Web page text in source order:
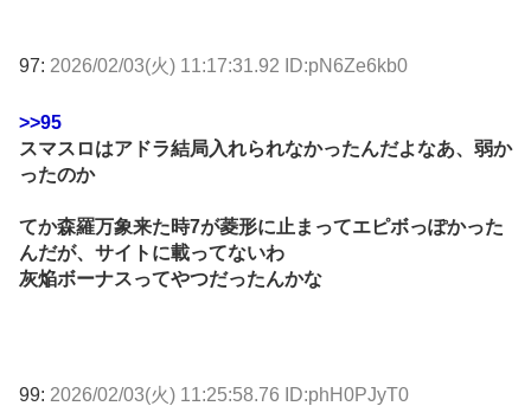
97: 2026/02/03(火) 11:17:31.92 ID:pN6Ze6kb0
>>95
スマスロはアドラ結局入れられなかったんだよなあ、弱か
ったのか
てか森羅万象来た時7が菱形に止まってエピボっぽかった
んだが、サイトに載ってないわ
灰焔ボーナスってやつだったんかな
99: 2026/02/03(火) 11:25:58.76 ID:phH0PJyT0